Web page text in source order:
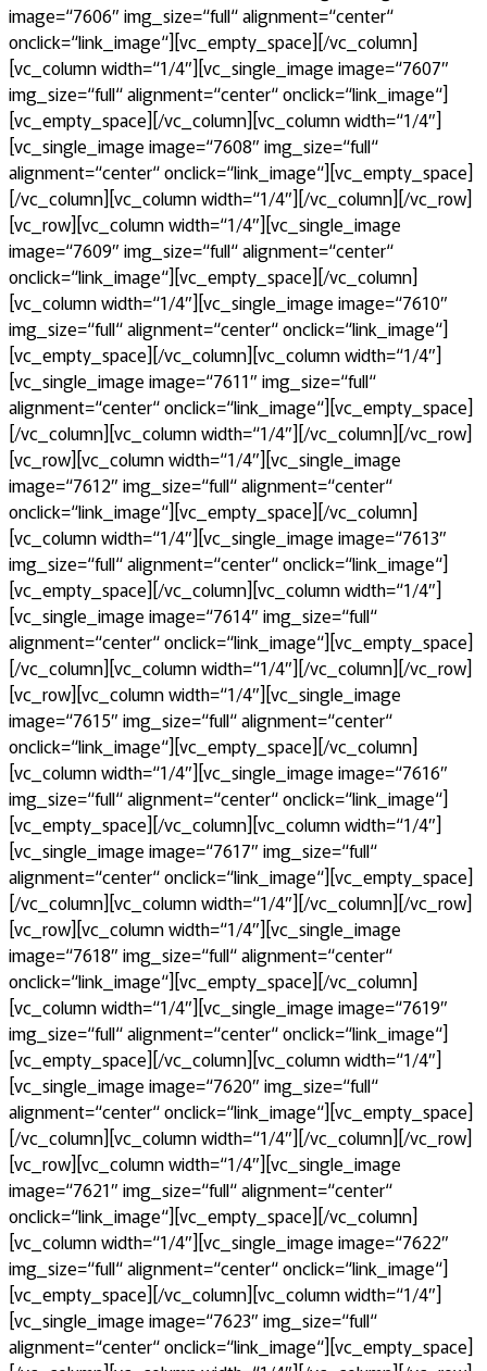
image=“7606″ img_size=“full“ alignment=“center“
onclick=“link_image“][vc_empty_space][/vc_column]
[vc_column width=“1/4″][vc_single_image image=“7607″
img_size=“full“ alignment=“center“ onclick=“link_image“]
[vc_empty_space][/vc_column][vc_column width=“1/4″]
[vc_single_image image=“7608″ img_size=“full“
alignment=“center“ onclick=“link_image“][vc_empty_space]
[/vc_column][vc_column width=“1/4″][/vc_column][/vc_row]
[vc_row][vc_column width=“1/4″][vc_single_image
image=“7609″ img_size=“full“ alignment=“center“
onclick=“link_image“][vc_empty_space][/vc_column]
[vc_column width=“1/4″][vc_single_image image=“7610″
img_size=“full“ alignment=“center“ onclick=“link_image“]
[vc_empty_space][/vc_column][vc_column width=“1/4″]
[vc_single_image image=“7611″ img_size=“full“
alignment=“center“ onclick=“link_image“][vc_empty_space]
[/vc_column][vc_column width=“1/4″][/vc_column][/vc_row]
[vc_row][vc_column width=“1/4″][vc_single_image
image=“7612″ img_size=“full“ alignment=“center“
onclick=“link_image“][vc_empty_space][/vc_column]
[vc_column width=“1/4″][vc_single_image image=“7613″
img_size=“full“ alignment=“center“ onclick=“link_image“]
[vc_empty_space][/vc_column][vc_column width=“1/4″]
[vc_single_image image=“7614″ img_size=“full“
alignment=“center“ onclick=“link_image“][vc_empty_space]
[/vc_column][vc_column width=“1/4″][/vc_column][/vc_row]
[vc_row][vc_column width=“1/4″][vc_single_image
image=“7615″ img_size=“full“ alignment=“center“
onclick=“link_image“][vc_empty_space][/vc_column]
[vc_column width=“1/4″][vc_single_image image=“7616″
img_size=“full“ alignment=“center“ onclick=“link_image“]
[vc_empty_space][/vc_column][vc_column width=“1/4″]
[vc_single_image image=“7617″ img_size=“full“
alignment=“center“ onclick=“link_image“][vc_empty_space]
[/vc_column][vc_column width=“1/4″][/vc_column][/vc_row]
[vc_row][vc_column width=“1/4″][vc_single_image
image=“7618″ img_size=“full“ alignment=“center“
onclick=“link_image“][vc_empty_space][/vc_column]
[vc_column width=“1/4″][vc_single_image image=“7619″
img_size=“full“ alignment=“center“ onclick=“link_image“]
[vc_empty_space][/vc_column][vc_column width=“1/4″]
[vc_single_image image=“7620″ img_size=“full“
alignment=“center“ onclick=“link_image“][vc_empty_space]
[/vc_column][vc_column width=“1/4″][/vc_column][/vc_row]
[vc_row][vc_column width=“1/4″][vc_single_image
image=“7621″ img_size=“full“ alignment=“center“
onclick=“link_image“][vc_empty_space][/vc_column]
[vc_column width=“1/4″][vc_single_image image=“7622″
img_size=“full“ alignment=“center“ onclick=“link_image“]
[vc_empty_space][/vc_column][vc_column width=“1/4″]
[vc_single_image image=“7623″ img_size=“full“
alignment=“center“ onclick=“link_image“][vc_empty_space]